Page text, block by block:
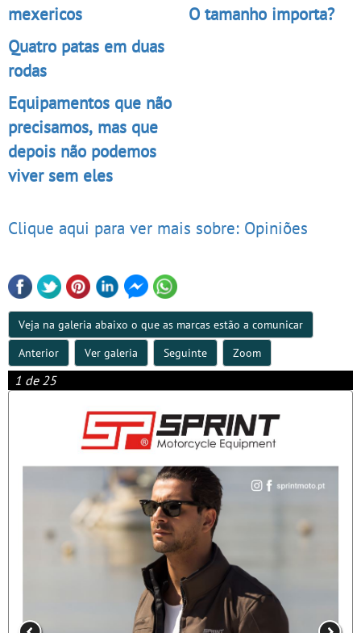
mexericos
Quatro patas em duas
rodas
Equipamentos que não
precisamos, mas que
depois não podemos
viver sem eles
O tamanho importa?
Clique aqui para ver mais sobre: Opiniões
Veja na galeria abaixo o que as marcas estão a comunicar
Anterior
Ver galeria Seguinte Zoom
1 de 25